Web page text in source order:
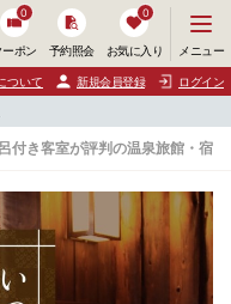
ーポン
0
予約照会 お気に入り
0
ニ
ュ
ー
開
く
メニュー
ついて 新規会員登録 ログイン
付き客室が評判の温泉旅館・宿